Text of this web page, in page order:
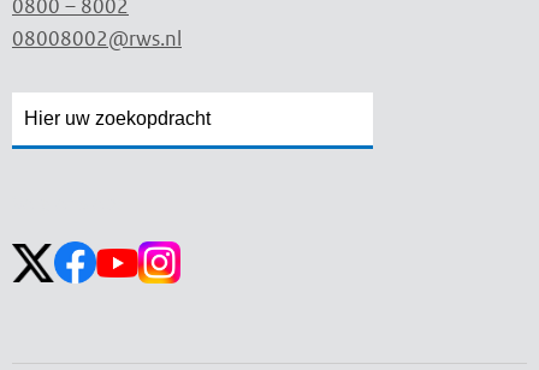
0800 – 8002
08008002@rws.nl